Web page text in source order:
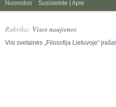
Nuorodos
Susisiekite | Apie
Rubrika: Visos naujienos
Visi svetainės „Filosofija Lietuvoje“ įrašai